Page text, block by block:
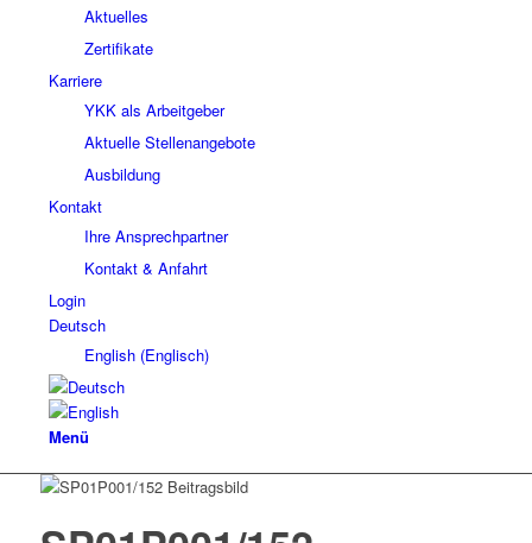
Aktuelles
Zertifikate
Karriere
YKK als Arbeitgeber
Aktuelle Stellenangebote
Ausbildung
Kontakt
Ihre Ansprechpartner
Kontakt & Anfahrt
Login
Deutsch
English(Englisch)
Menü